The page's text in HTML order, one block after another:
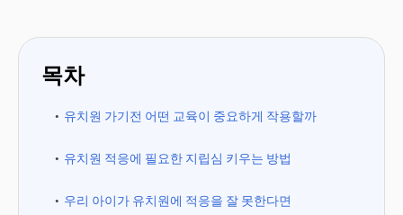
목차
유치원 가기전 어떤 교육이 중요하게 작용할까
유치원 적응에 필요한 지립심 키우는 방법
우리 아이가 유치원에 적응을 잘 못한다면